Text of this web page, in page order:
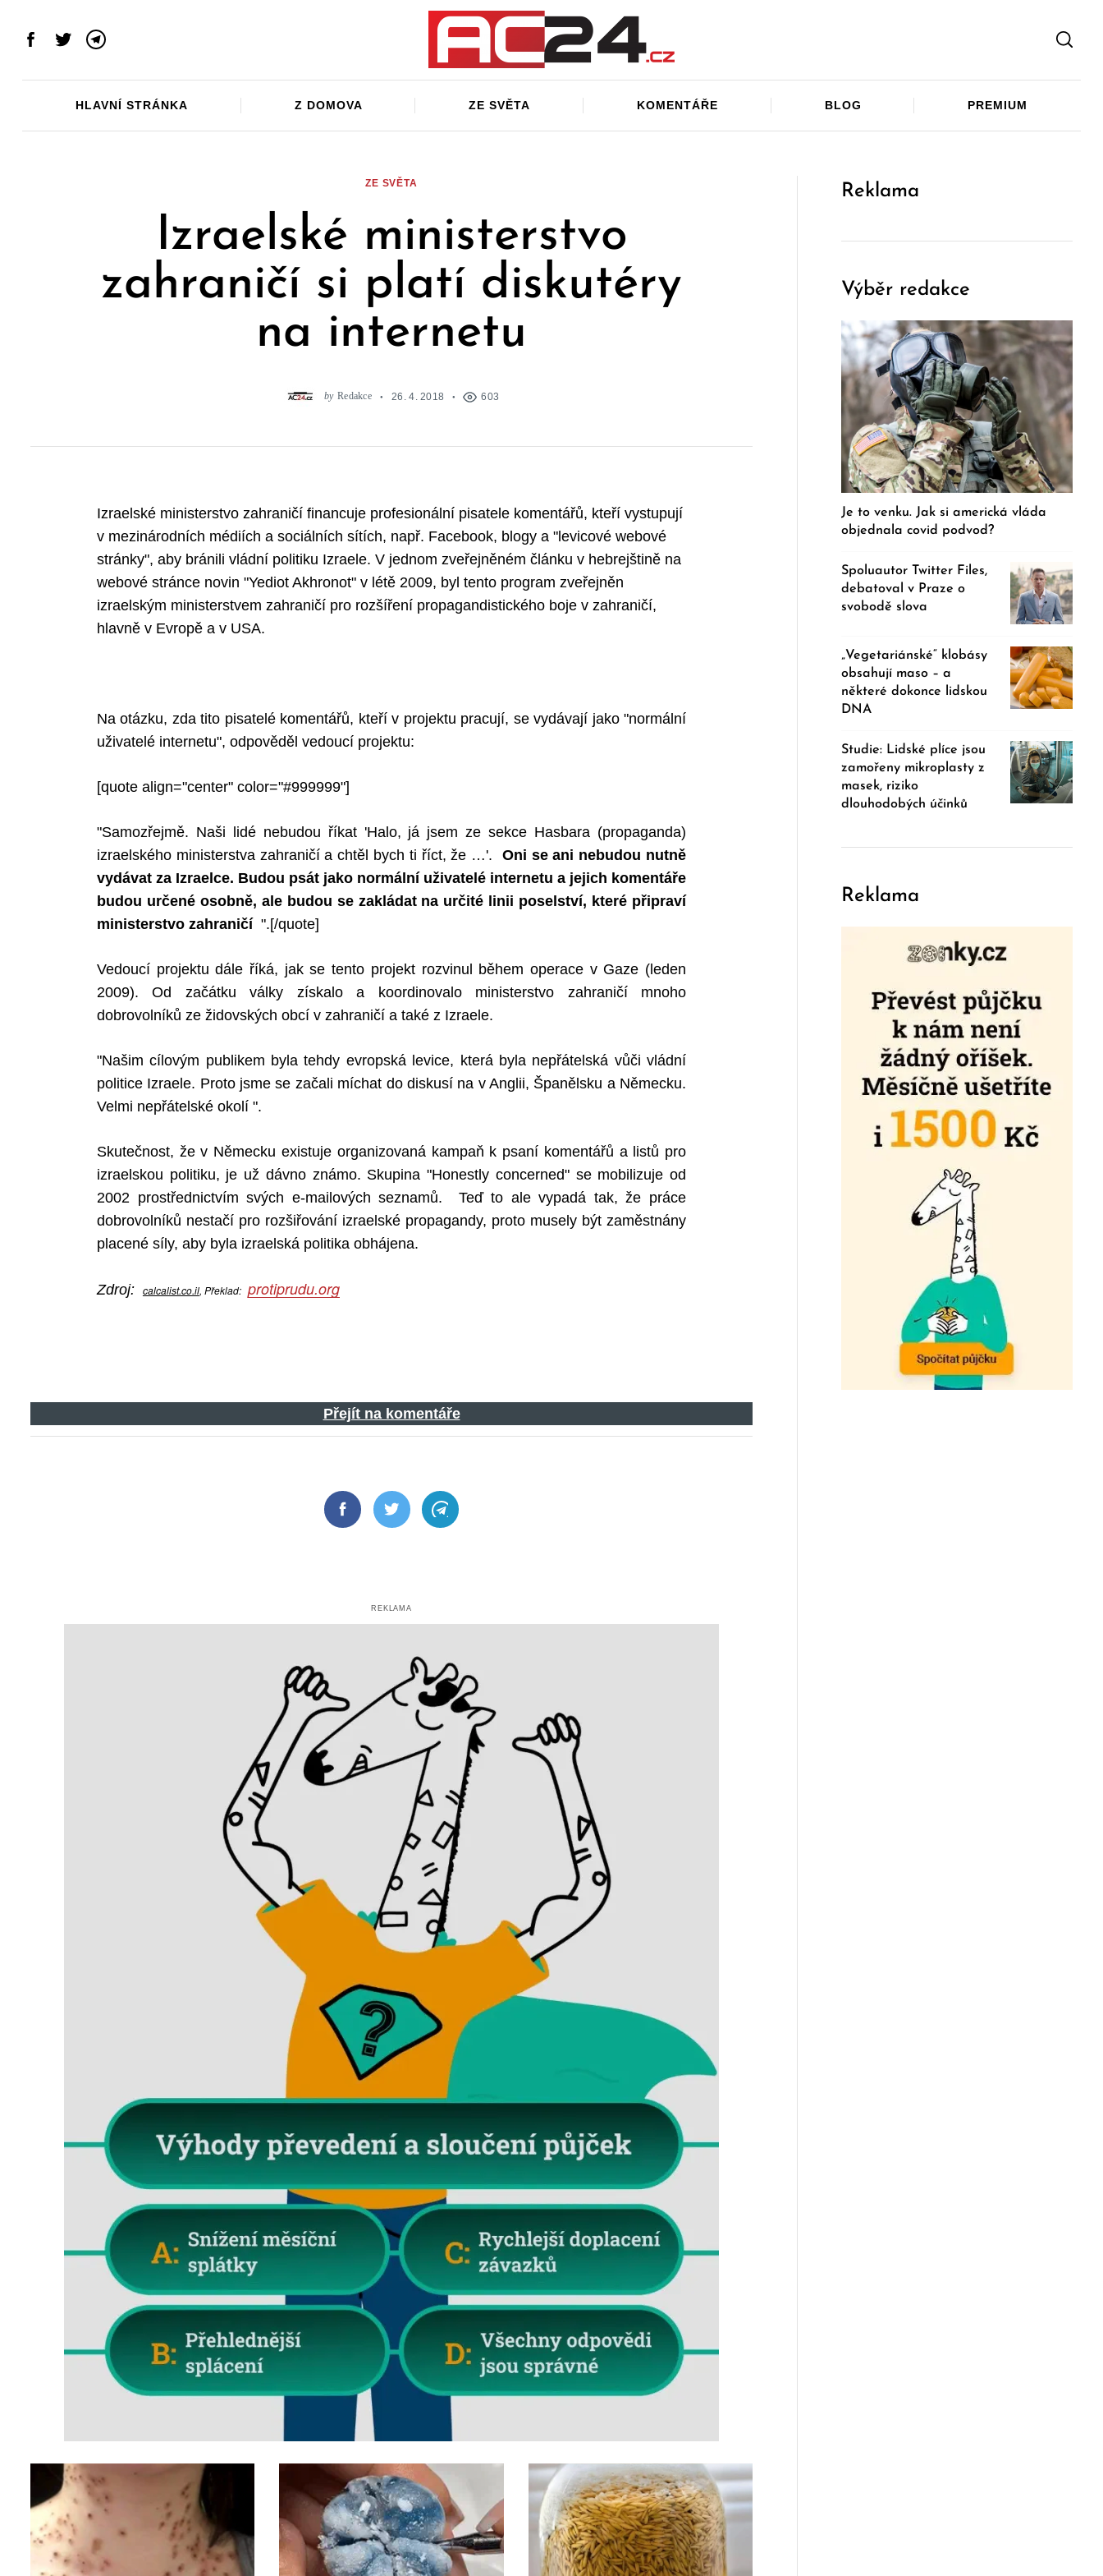
Facebook
TwitterTelegram
HLAVNÍ STRÁNKA Z DOMOVA ZE SVĚTA KOMENTÁŘE BLOG PREMIUM
ZE SVĚTA
Izraelské ministerstvo
zahraničí si platí diskutéry
na internetu
by Redakce 26. 4. 2018 603
Izraelské ministerstvo zahraničí financuje profesionální pisatele komentářů, kteří vystupují
v mezinárodních médiích a sociálních sítích, např. Facebook, blogy a "levicové webové
stránky", aby bránili vládní politiku Izraele. V jednom zveřejněném článku v hebrejštině na
webové stránce novin "Yediot Akhronot" v létě 2009, byl tento program zveřejněn
izraelským ministerstvem zahraničí pro rozšíření propagandistického boje v zahraničí,
hlavně v Evropě a v USA.
Na otázku, zda tito pisatelé komentářů, kteří v projektu pracují, se vydávají jako "normální
uživatelé internetu", odpověděl vedoucí projektu:
[quote align="center" color="#999999"]
"Samozřejmě. Naši lidé nebudou říkat 'Halo, já jsem ze sekce Hasbara (propaganda)
izraelského ministerstva zahraničí a chtěl bych ti říct, že …'.
Oni se ani nebudou nutně
vydávat za Izraelce. Budou psát jako normální uživatelé internetu a jejich komentáře
budou určené osobně, ale budou se zakládat na určité linii poselství, které připraví
ministerstvo zahraničí ".[/quote]
Vedoucí projektu dále říká, jak se tento projekt rozvinul během operace v Gaze (leden
2009). Od začátku války získalo a koordinovalo ministerstvo zahraničí mnoho
dobrovolníků ze židovských obcí v zahraničí a také z Izraele.
"Našim cílovým publikem byla tehdy evropská levice, která byla nepřátelská vůči vládní
politice Izraele. Proto jsme se začali míchat do diskusí na v Anglii, Španělsku a Německu.
Velmi nepřátelské okolí ".
Skutečnost, že v Německu existuje organizovaná kampaň k psaní komentářů a listů pro
izraelskou politiku, je už dávno známo. Skupina "Honestly concerned" se mobilizuje od
2002 prostřednictvím svých e-mailových seznamů. Teď to ale vypadá tak, že práce
dobrovolníků nestačí pro rozšiřování izraelské propagandy, proto musely být zaměstnány
placené síly, aby byla izraelská politika obhájena.
Zdroj: calcalist.co.il, Překlad: protiprudu.org
Přejít na komentáře
FacebookTwitter Telegram
REKLAMA
Reklama
Výběr redakce
Je to venku. Jak si americká vláda
objednala covid podvod?
Spoluautor Twitter Files,
debatoval v Praze o
svobodě slova
„Vegetariánské“ klobásy
obsahují maso – a
některé dokonce lidskou
DNA
Studie: Lidské plíce jsou
zamořeny mikroplasty z
masek, riziko
dlouhodobých účinků
Reklama